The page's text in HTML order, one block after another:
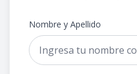
Nombre y Apellido